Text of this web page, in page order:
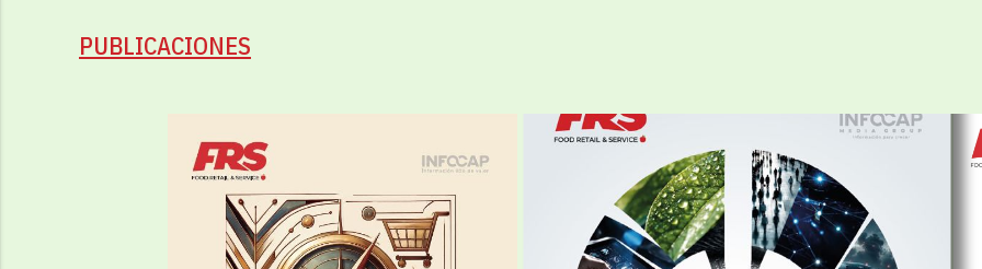
PUBLICACIONES